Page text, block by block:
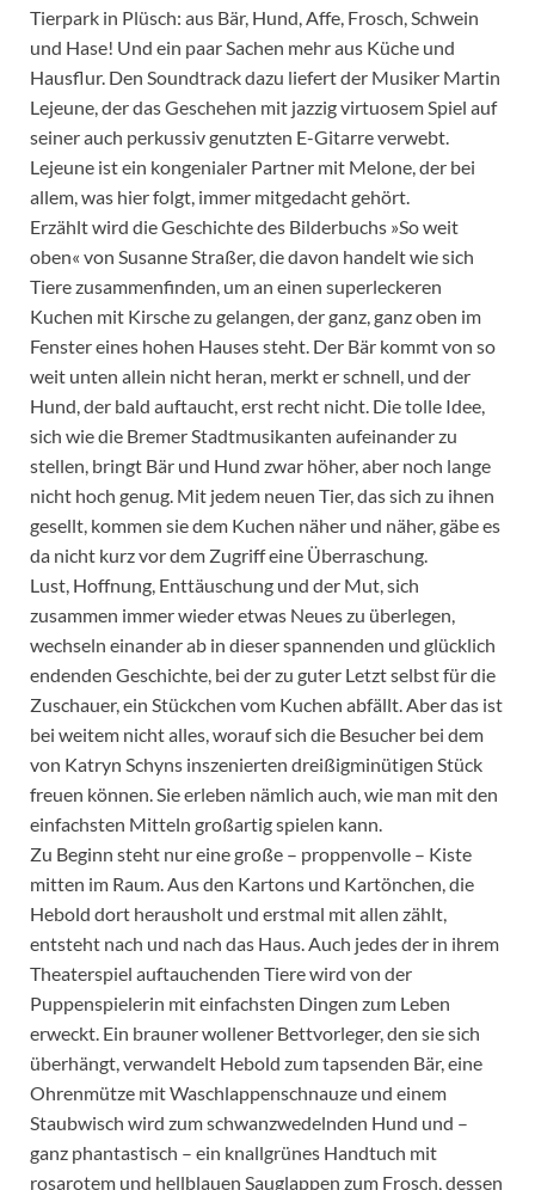
Tierpark in Plüsch: aus Bär, Hund, Affe, Frosch, Schwein
und Hase! Und ein paar Sachen mehr aus Küche und
Hausflur. Den Soundtrack dazu liefert der Musiker Martin
Lejeune, der das Geschehen mit jazzig virtuosem Spiel auf
seiner auch perkussiv genutzten E-Gitarre verwebt.
Lejeune ist ein kongenialer Partner mit Melone, der bei
allem, was hier folgt, immer mitgedacht gehört.
Erzählt wird die Geschichte des Bilderbuchs »So weit
oben« von Susanne Straßer, die davon handelt wie sich
Tiere zusammenfinden, um an einen superleckeren
Kuchen mit Kirsche zu gelangen, der ganz, ganz oben im
Fenster eines hohen Hauses steht. Der Bär kommt von so
weit unten allein nicht heran, merkt er schnell, und der
Hund, der bald auftaucht, erst recht nicht. Die tolle Idee,
sich wie die Bremer Stadtmusikanten aufeinander zu
stellen, bringt Bär und Hund zwar höher, aber noch lange
nicht hoch genug. Mit jedem neuen Tier, das sich zu ihnen
gesellt, kommen sie dem Kuchen näher und näher, gäbe es
da nicht kurz vor dem Zugriff eine Überraschung.
Lust, Hoffnung, Enttäuschung und der Mut, sich
zusammen immer wieder etwas Neues zu überlegen,
wechseln einander ab in dieser spannenden und glücklich
endenden Geschichte, bei der zu guter Letzt selbst für die
Zuschauer, ein Stückchen vom Kuchen abfällt. Aber das ist
bei weitem nicht alles, worauf sich die Besucher bei dem
von Katryn Schyns inszenierten dreißigminütigen Stück
freuen können. Sie erleben nämlich auch, wie man mit den
einfachsten Mitteln großartig spielen kann.
Zu Beginn steht nur eine große – proppenvolle – Kiste
mitten im Raum. Aus den Kartons und Kartönchen, die
Hebold dort herausholt und erstmal mit allen zählt,
entsteht nach und nach das Haus. Auch jedes der in ihrem
Theaterspiel auftauchenden Tiere wird von der
Puppenspielerin mit einfachsten Dingen zum Leben
erweckt. Ein brauner wollener Bettvorleger, den sie sich
überhängt, verwandelt Hebold zum tapsenden Bär, eine
Ohrenmütze mit Waschlappenschnauze und einem
Staubwisch wird zum schwanzwedelnden Hund und –
ganz phantastisch – ein knallgrünes Handtuch mit
rosarotem und hellblauen Sauglappen zum Frosch, dessen